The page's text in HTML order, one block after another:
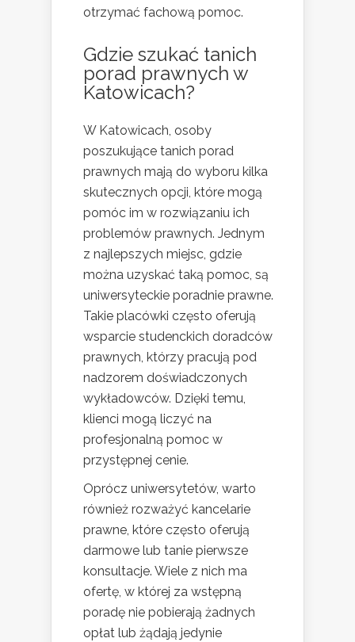
otrzymać fachową pomoc.
Gdzie szukać tanich
porad prawnych w
Katowicach?
W Katowicach, osoby
poszukujące tanich porad
prawnych mają do wyboru kilka
skutecznych opcji, które mogą
pomóc im w rozwiązaniu ich
problemów prawnych. Jednym
z najlepszych miejsc, gdzie
można uzyskać taką pomoc, są
uniwersyteckie poradnie prawne.
Takie placówki często oferują
wsparcie studenckich doradców
prawnych, którzy pracują pod
nadzorem doświadczonych
wykładowców. Dzięki temu,
klienci mogą liczyć na
profesjonalną pomoc w
przystępnej cenie.
Oprócz uniwersytetów, warto
również rozważyć kancelarie
prawne, które często oferują
darmowe lub tanie pierwsze
konsultacje. Wiele z nich ma
ofertę, w której za wstępną
poradę nie pobierają żadnych
opłat lub żądają jedynie